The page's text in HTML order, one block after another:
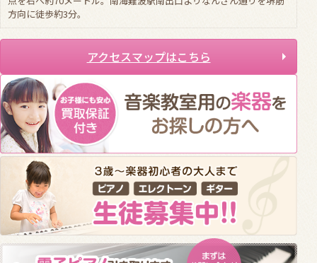
方向に徒歩約3分。
アクセスマップはこちら